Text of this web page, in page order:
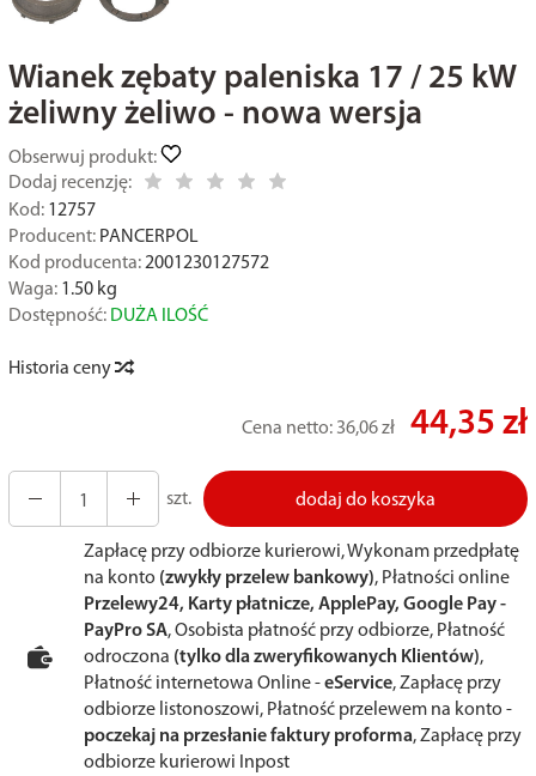
Wianek zębaty paleniska 17 / 25 kW
żeliwny żeliwo - nowa wersja
Obserwuj produkt:
Dodaj recenzję:
Kod: 12757
Producent: PANCERPOL
Kod producenta: 2001230127572
Waga: 1.50kg
Dostępność: DUŻA ILOŚĆ
Historia ceny
Cena netto: 36,06 zł 44,35 zł
szt. dodaj do koszyka
Zapłacę przy odbiorze kurierowi, Wykonam przedpłatę
na konto (zwykły przelew bankowy), Płatności online
Przelewy24, Karty płatnicze, ApplePay, Google Pay -
PayPro SA, Osobista płatność przy odbiorze, Płatność
odroczona (tylko dla zweryfikowanych Klientów),
Płatność internetowa Online -eService, Zapłacę przy
odbiorze listonoszowi, Płatność przelewem na konto -
poczekaj na przesłanie faktury proforma, Zapłacę przy
odbiorze kurierowi Inpost